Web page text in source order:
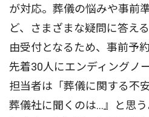
が対応。葬儀の悩みや事前
ど、さまざまな疑問に答え
由受付となるため、事前予
先着30人にエンディングノ
担当者は「葬儀に関する不
葬儀社に聞くのは…』と思